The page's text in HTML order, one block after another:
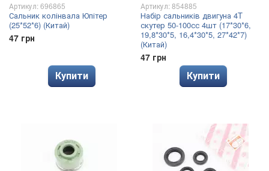
Артикул: 696865
Сальник колінвала Юпітер
(25*52*6) (Китай)
47 грн
Купити
Артикул: 854885
Набір сальників двигуна 4T
скутер 50-100сс 4шт (17*30*6,
19,8*30*5, 16,4*30*5, 27*42*7)
(Китай)
47 грн
Купити